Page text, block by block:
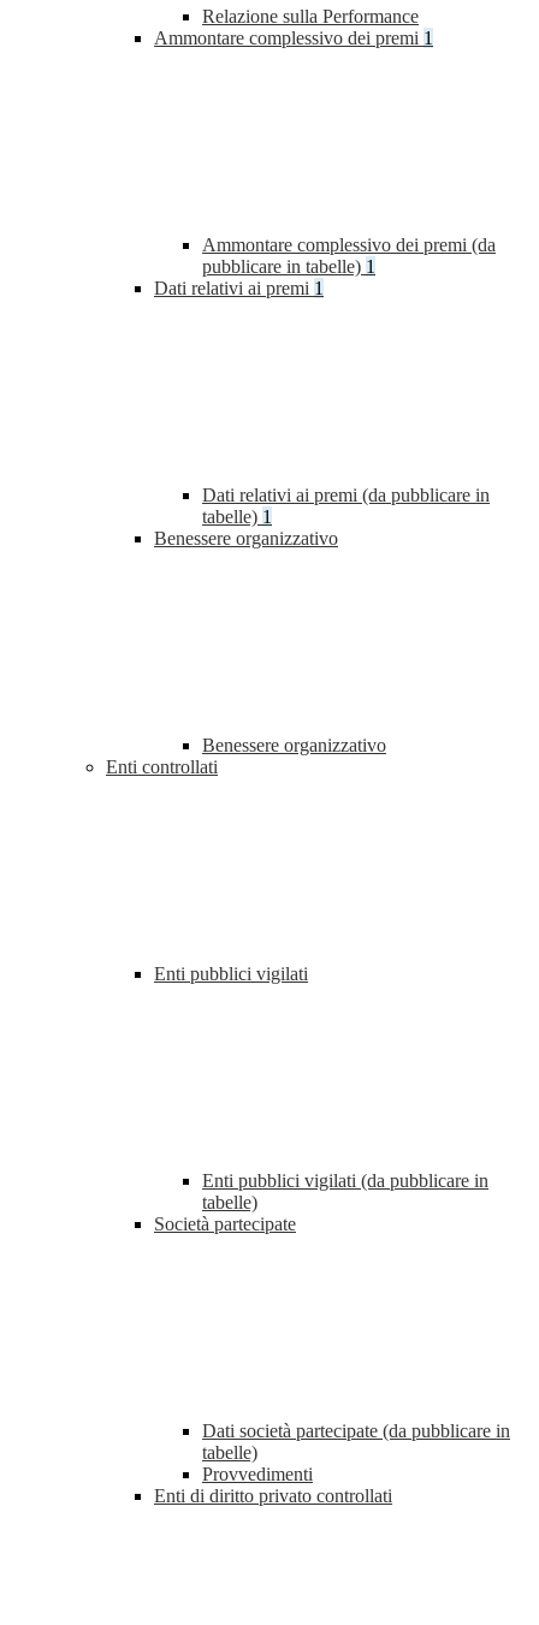
Relazione sulla Performance
Ammontare complessivo dei premi 1
Ammontare complessivo dei premi (da
pubblicare in tabelle) 1
Dati relativi ai premi 1
Dati relativi ai premi (da pubblicare in
tabelle) 1
Benessere organizzativo
Benessere organizzativo
Enti controllati
Enti pubblici vigilati
Enti pubblici vigilati (da pubblicare in
tabelle)
Società partecipate
Dati società partecipate (da pubblicare in
tabelle)
Provvedimenti
Enti di diritto privato controllati